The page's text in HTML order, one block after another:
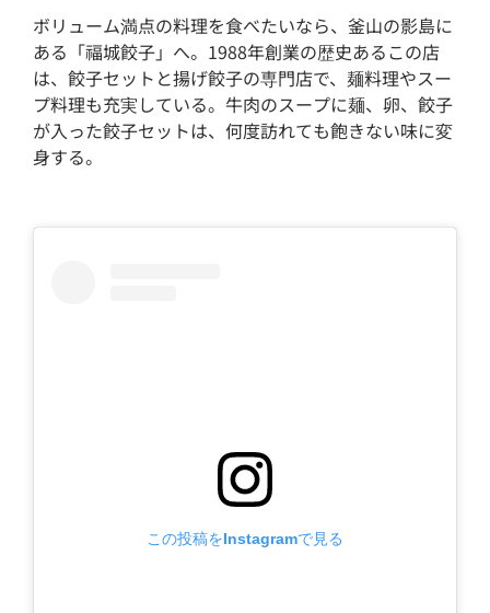
ボリューム満点の料理を食べたいなら、釜山の影島に
ある「福城餃子」へ。1988年創業の歴史あるこの店
は、餃子セットと揚げ餃子の専門店で、麺料理やスー
プ料理も充実している。牛肉のスープに麺、卵、餃子
が入った餃子セットは、何度訪れても飽きない味に変
身する。
この投稿をInstagramで見る